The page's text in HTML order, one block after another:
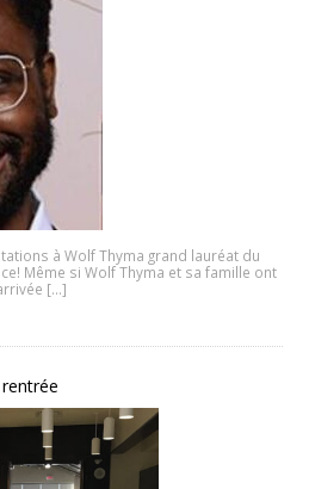
à Wolf Thyma grand lauréat du
Même si Wolf Thyma et sa famille ont
[…]